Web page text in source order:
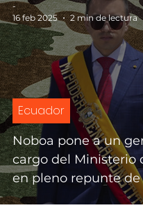
Noboa pone a un
cargo del Ministerio
en pleno repunte
Ecuador
-
16 feb 2025
2 min de lectura